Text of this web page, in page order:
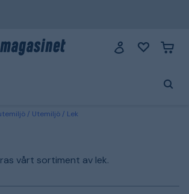
Utemiljö Lek
vårt sortiment av lek.